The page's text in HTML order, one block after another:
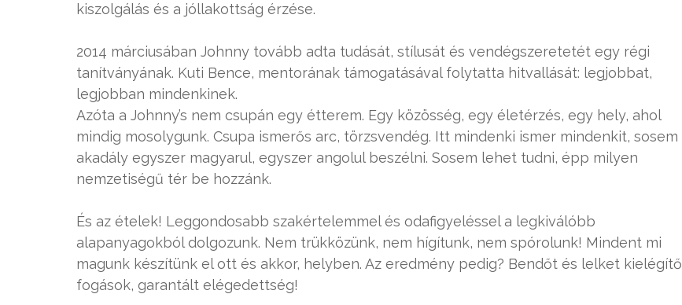
kiszolgálás és a jóllakottság érzése.
2014 márciusában Johnny tovább adta tudását, stílusát és vendégszeretetét egy régi
tanítványának. Kuti Bence, mentorának támogatásával folytatta hitvallását: legjobbat,
legjobban mindenkinek.
Azóta a Johnny’s nem csupán egy étterem. Egy közösség, egy életérzés, egy hely, ahol
mindig mosolygunk. Csupa ismerős arc, törzsvendég. Itt mindenki ismer mindenkit, sosem
akadály egyszer magyarul, egyszer angolul beszélni. Sosem lehet tudni, épp milyen
nemzetiségű tér be hozzánk.
És az ételek! Leggondosabb szakértelemmel és odafigyeléssel a legkiválóbb
alapanyagokból dolgozunk. Nem trükközünk, nem hígítunk, nem spórolunk! Mindent mi
magunk készítünk el ott és akkor, helyben. Az eredmény pedig? Bendőt és lelket kielégítő
fogások, garantált elégedettség!